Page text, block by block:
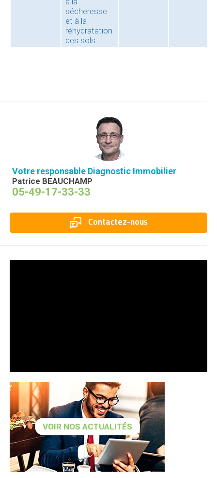
sécheresse
et à la
réhydratation
des sols
Votre responsable Diagnostic Immobilier
Patrice BEAUCHAMP
05-49-17-33-33
Contactez-nous
VOIR NOS ACTUALITÉS